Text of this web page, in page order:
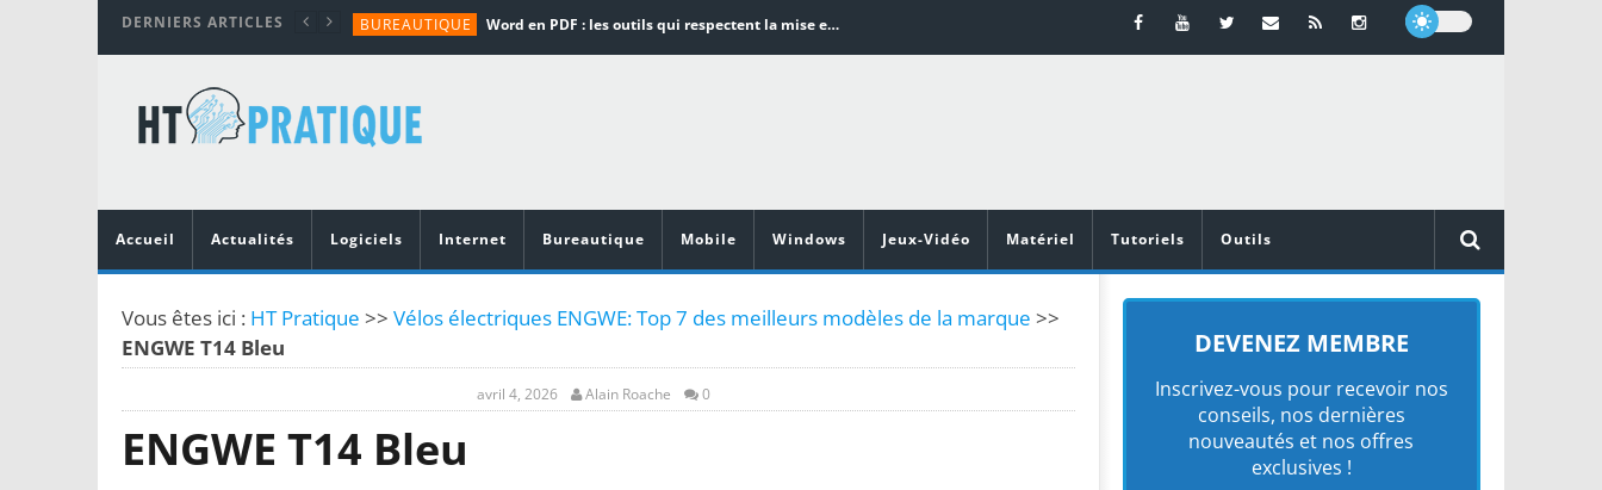
DERNIERS ARTICLES BUREAUTIQUE Word en PDF : les outils qui respectent la mise en page
TUTORIALS
MATÉRIEL
Vidéoprojecteurs Asus : Top 6 des meilleurs modèles de la marque
Accueil
Actualités Logiciels Internet Bureautique Mobile Windows Jeux-Vidéo Matériel Tutoriels Outils
Vous êtes ici : HT Pratique >> Vélos électriques ENGWE: Top 7 des meilleurs modèles de la marque >>
ENGWE T14 Bleu
avril 4, 2026 Alain Roache 0
ENGWE T14 Bleu
DEVENEZ MEMBRE
Inscrivez-vous pour recevoir nos
conseils, nos dernières
nouveautés et nos offres
exclusives !